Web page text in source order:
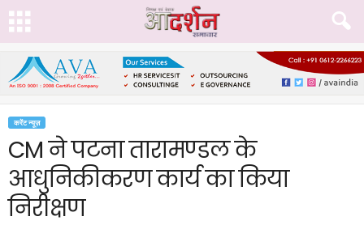
करेंट न्यूज़
CM ने पटना तारामण्डल के
आधुनिकीकरण कार्य का किया
निरीक्षण